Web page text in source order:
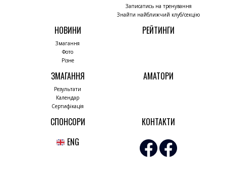
Записатись на тренування
Знайти найближчий клуб/секцію
НОВИНИ
Змагання
Фото
Різне
РЕЙТИНГИ
ЗМАГАННЯ
Результати
Календар
Сертифікація
АМАТОРИ
СПОНСОРИ
КОНТАКТИ
ENG